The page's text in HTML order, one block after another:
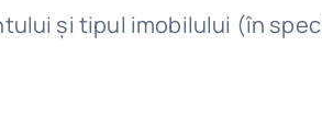
și tipul imobilului (în